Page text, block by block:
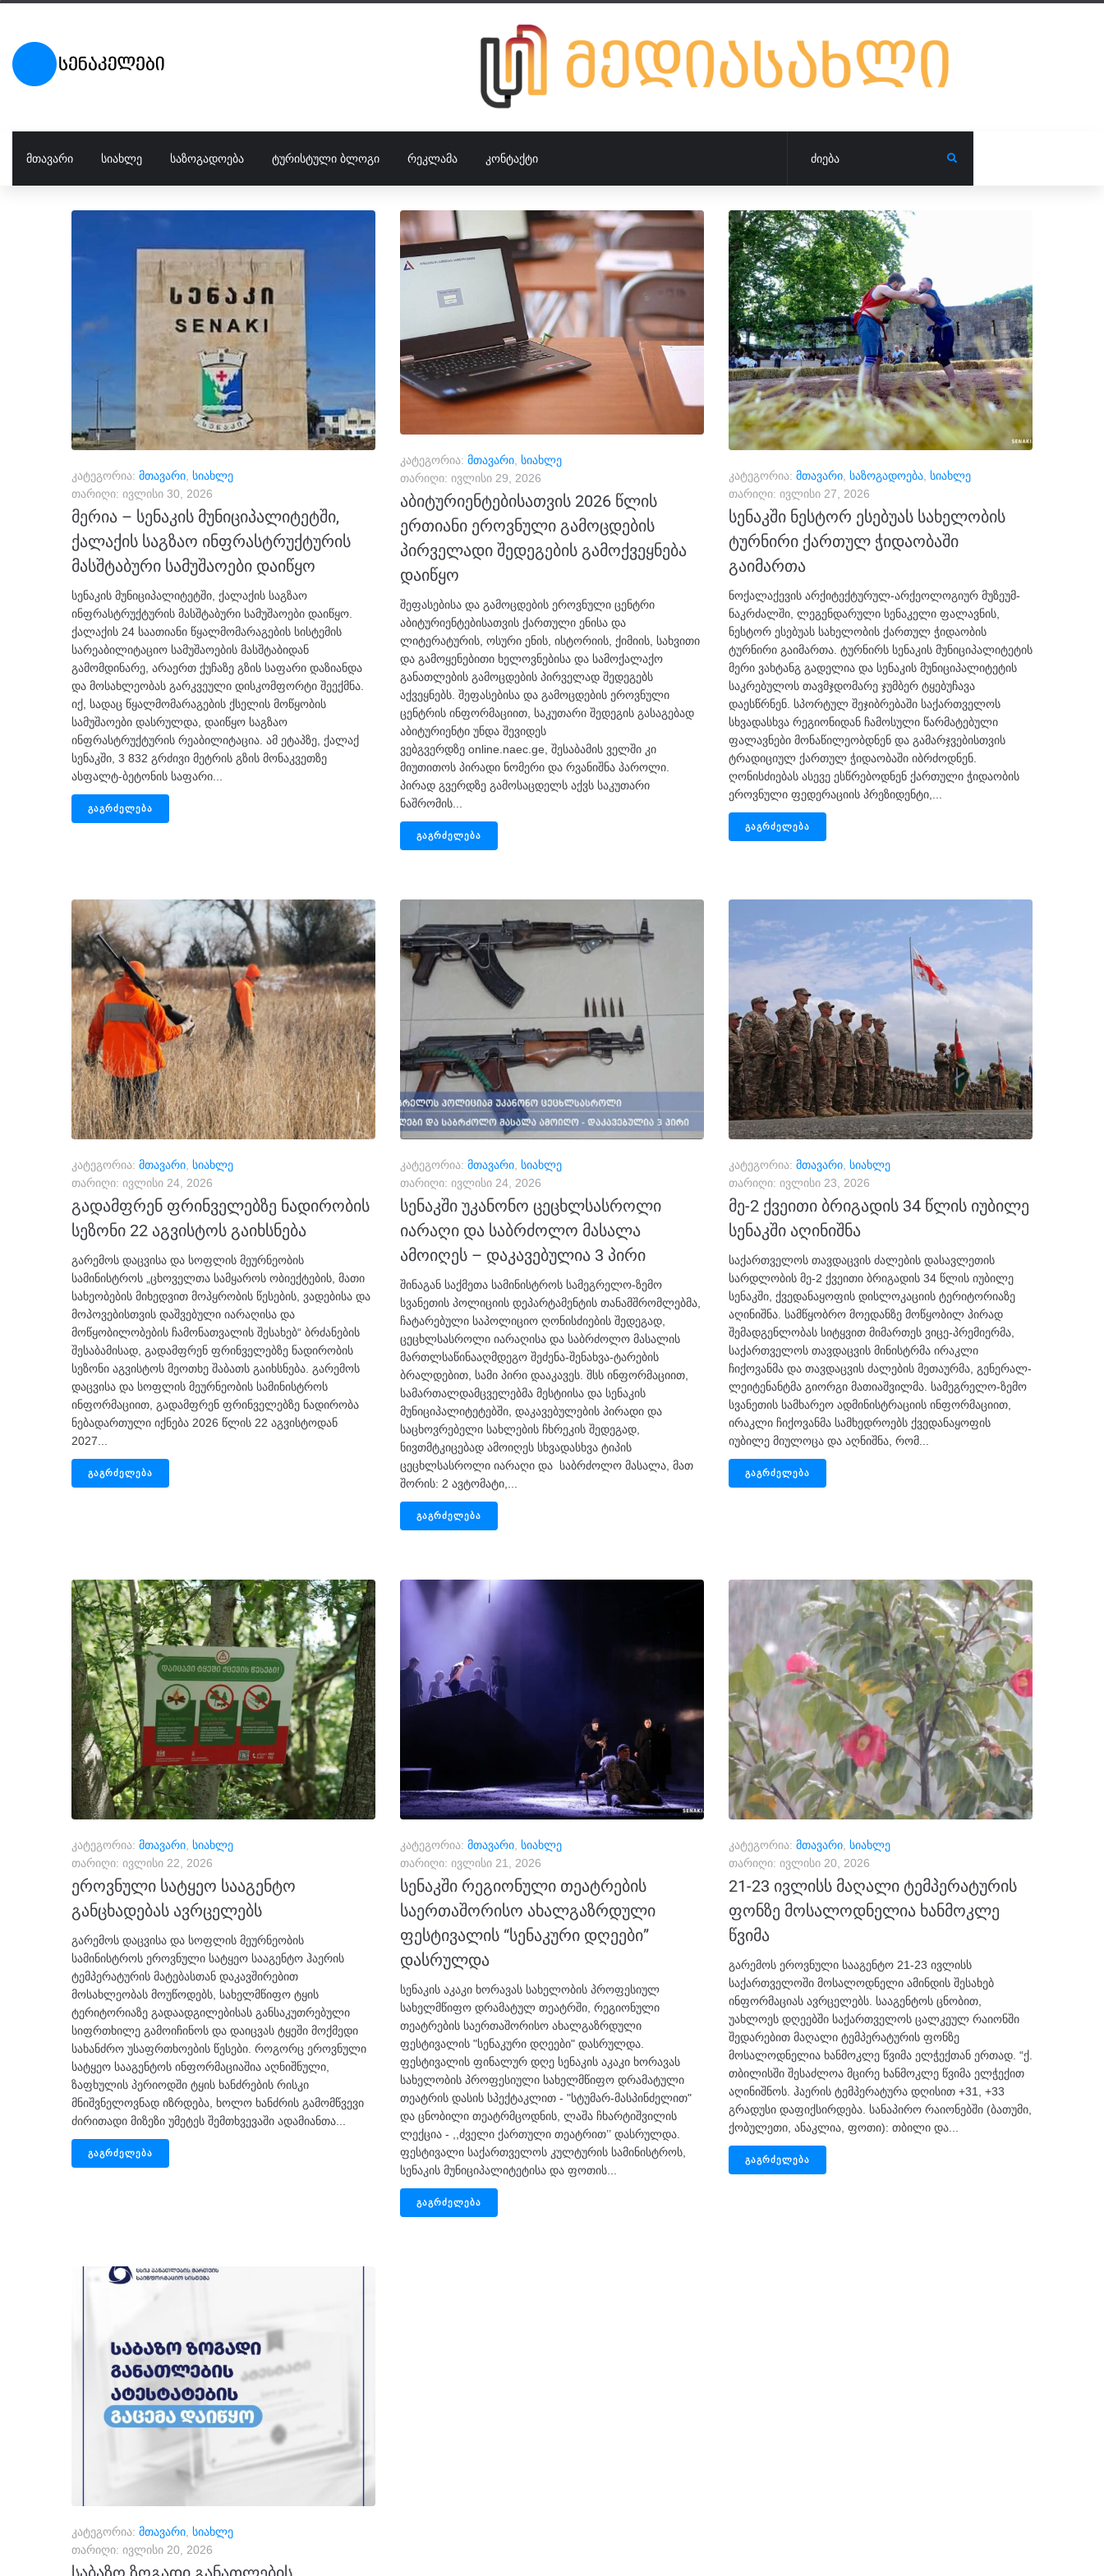
ᲛᲗᲐᲕᲐᲠᲘ ᲡᲘᲐᲮᲚᲔ ᲡᲐᲖᲝᲒᲐᲓᲝᲔᲑᲐ ᲢᲣᲠᲘᲡᲢᲣᲚᲘ ᲑᲚᲝᲒᲘ ᲠᲔᲙᲚᲐᲛᲐ ᲙᲝᲜᲢᲐᲥᲢᲘ
კატეგორია: მთავარი სიახლე
თარიღი: ივლისი 30, 2026
მერია – სენაკის მუნიციპალიტეტში,
ქალაქის საგზაო ინფრასტრუქტურის
მასშტაბური სამუშაოები დაიწყო
სენაკის მუნიციპალიტეტში, ქალაქის საგზაო
ინფრასტრუქტურის მასშტაბური სამუშაოები დაიწყო.
ქალაქის 24 საათიანი წყალმომარაგების სისტემის
სარეაბილიტაციო სამუშაოების მასშტაბიდან
გამომდინარე, არაერთ ქუჩაზე გზის საფარი დაზიანდა
და მოსახლეობას გარკვეული დისკომფორტი შეექმნა.
იქ, სადაც წყალმომარაგების ქსელის მოწყობის
სამუშაოები დასრულდა, დაიწყო საგზაო
ინფრასტრუქტურის რეაბილიტაცია. ამ ეტაპზე, ქალაქ
სენაკში, 3 832 გრძივი მეტრის გზის მონაკვეთზე
ასფალტ-ბეტონის საფარი...
ᲒᲐᲒᲠᲫᲔᲚᲔᲑᲐ
კატეგორია: მთავარი სიახლე
თარიღი: ივლისი 29, 2026
აბიტურიენტებისათვის 2026 წლის
ერთიანი ეროვნული გამოცდების
პირველადი შედეგების გამოქვეყნება
დაიწყო
შეფასებისა და გამოცდების ეროვნული ცენტრი
აბიტურიენტებისათვის ქართული ენისა და
ლიტერატურის, ოსური ენის, ისტორიის, ქიმიის, სახვითი
და გამოყენებითი ხელოვნებისა და სამოქალაქო
განათლების გამოცდების პირველად შედეგებს
აქვეყნებს. შეფასებისა და გამოცდების ეროვნული
ცენტრის ინფორმაციით, საკუთარი შედეგის გასაგებად
აბიტურიენტი უნდა შევიდეს
ვებგვერდზე online.naec.ge, შესაბამის ველში კი
მიუთითოს პირადი ნომერი და რვანიშნა პაროლი.
პირად გვერდზე გამოსაცდელს აქვს საკუთარი
ნაშრომის...
ᲒᲐᲒᲠᲫᲔᲚᲔᲑᲐ
კატეგორია: მთავარი საზოგადოება სიახლე
თარიღი: ივლისი 27, 2026
სენაკში ნესტორ ესებუას სახელობის
ტურნირი ქართულ ჭიდაობაში
გაიმართა
ნოქალაქევის არქიტექტურულ-არქეოლოგიურ მუზეუმ-
ნაკრძალში, ლეგენდარული სენაკელი ფალავნის,
ნესტორ ესებუას სახელობის ქართულ ჭიდაობის
ტურნირი გაიმართა. ტურნირს სენაკის მუნიციპალიტეტის
მერი ვახტანგ გადელია და სენაკის მუნიციპალიტეტის
საკრებულოს თავმჯდომარე ჯუმბერ ტყებუჩავა
დაესწრნენ. სპორტულ შეჯიბრებაში საქართველოს
სხვადასხვა რეგიონიდან ჩამოსული წარმატებული
ფალავნები მონაწილეობდნენ და გამარჯვებისთვის
ტრადიციულ ქართულ ჭიდაობაში იბრძოდნენ.
ღონისძიებას ასევე ესწრებოდნენ ქართული ჭიდაობის
ეროვნული ფედერაციის პრეზიდენტი,...
ᲒᲐᲒᲠᲫᲔᲚᲔᲑᲐ
კატეგორია: მთავარი სიახლე
თარიღი: ივლისი 24, 2026
გადამფრენ ფრინველებზე ნადირობის
სეზონი 22 აგვისტოს გაიხსნება
გარემოს დაცვისა და სოფლის მეურნეობის
სამინისტროს „ცხოველთა სამყაროს ობიექტების, მათი
სახეობების მიხედვით მოპყრობის წესების, ვადებისა და
მოპოვებისთვის დაშვებული იარაღისა და
მოწყობილობების ჩამონათვალის შესახებ“ ბრძანების
შესაბამისად, გადამფრენ ფრინველებზე ნადირობის
სეზონი აგვისტოს მეოთხე შაბათს გაიხსნება. გარემოს
დაცვისა და სოფლის მეურნეობის სამინისტროს
ინფორმაციით, გადამფრენ ფრინველებზე ნადირობა
ნებადართული იქნება 2026 წლის 22 აგვისტოდან
2027...
ᲒᲐᲒᲠᲫᲔᲚᲔᲑᲐ
კატეგორია: მთავარი სიახლე
თარიღი: ივლისი 24, 2026
სენაკში უკანონო ცეცხლსასროლი
იარაღი და საბრძოლო მასალა
ამოიღეს – დაკავებულია 3 პირი
შინაგან საქმეთა სამინისტროს სამეგრელო-ზემო
სვანეთის პოლიციის დეპარტამენტის თანამშრომლებმა,
ჩატარებული საპოლიციო ღონისძიების შედეგად,
ცეცხლსასროლი იარაღისა და საბრძოლო მასალის
მართლსაწინააღმდეგო შეძენა-შენახვა-ტარების
ბრალდებით, სამი პირი დააკავეს. შსს ინფორმაციით,
სამართალდამცველებმა მესტიისა და სენაკის
მუნიციპალიტეტებში, დაკავებულების პირადი და
საცხოვრებელი სახლების ჩხრეკის შედეგად,
ნივთმტკიცებად ამოიღეს სხვადასხვა ტიპის
ცეცხლსასროლი იარაღი და საბრძოლო მასალა, მათ
შორის: 2 ავტომატი,...
ᲒᲐᲒᲠᲫᲔᲚᲔᲑᲐ
კატეგორია: მთავარი სიახლე
თარიღი: ივლისი 23, 2026
მე-2 ქვეითი ბრიგადის 34 წლის იუბილე
სენაკში აღინიშნა
საქართველოს თავდაცვის ძალების დასავლეთის
სარდლობის მე-2 ქვეითი ბრიგადის 34 წლის იუბილე
სენაკში, ქვედანაყოფის დისლოკაციის ტერიტორიაზე
აღინიშნა. სამწყობრო მოედანზე მოწყობილ პირად
შემადგენლობას სიტყვით მიმართეს ვიცე-პრემიერმა,
საქართველოს თავდაცვის მინისტრმა ირაკლი
ჩიქოვანმა და თავდაცვის ძალების მეთაურმა, გენერალ-
ლეიტენანტმა გიორგი მათიაშვილმა. სამეგრელო-ზემო
სვანეთის სამხარეო ადმინისტრაციის ინფორმაციით,
ირაკლი ჩიქოვანმა სამხედროებს ქვედანაყოფის
იუბილე მიულოცა და აღნიშნა, რომ...
ᲒᲐᲒᲠᲫᲔᲚᲔᲑᲐ
კატეგორია: მთავარი სიახლე
თარიღი: ივლისი 22, 2026
ეროვნული სატყეო სააგენტო
განცხადებას ავრცელებს
გარემოს დაცვისა და სოფლის მეურნეობის
სამინისტროს ეროვნული სატყეო სააგენტო ჰაერის
ტემპერატურის მატებასთან დაკავშირებით
მოსახლეობას მოუწოდებს, სახელმწიფო ტყის
ტერიტორიაზე გადაადგილებისას განსაკუთრებული
სიფრთხილე გამოიჩინოს და დაიცვას ტყეში მოქმედი
სახანძრო უსაფრთხოების წესები. როგორც ეროვნული
სატყეო სააგენტოს ინფორმაციაშია აღნიშნული,
ზაფხულის პერიოდში ტყის ხანძრების რისკი
მნიშვნელოვნად იზრდება, ხოლო ხანძრის გამომწვევი
ძირითადი მიზეზი უმეტეს შემთხვევაში ადამიანთა...
ᲒᲐᲒᲠᲫᲔᲚᲔᲑᲐ
კატეგორია: მთავარი სიახლე
თარიღი: ივლისი 21, 2026
სენაკში რეგიონული თეატრების
საერთაშორისო ახალგაზრდული
ფესტივალის “სენაკური დღეები”
დასრულდა
სენაკის აკაკი ხორავას სახელობის პროფესიულ
სახელმწიფო დრამატულ თეატრში, რეგიონული
თეატრების საერთაშორისო ახალგაზრდული
ფესტივალის "სენაკური დღეები" დასრულდა.
ფესტივალის ფინალურ დღე სენაკის აკაკი ხორავას
სახელობის პროფესიული სახელმწიფო დრამატული
თეატრის დასის სპექტაკლით - "სტუმარ-მასპინძელით"
და ცნობილი თეატრმცოდნის, ლაშა ჩხარტიშვილის
ლექცია - ,,ძველი ქართული თეატრით’’ დასრულდა.
ფესტივალი საქართველოს კულტურის სამინისტროს,
სენაკის მუნიციპალიტეტისა და ფოთის...
ᲒᲐᲒᲠᲫᲔᲚᲔᲑᲐ
კატეგორია: მთავარი სიახლე
თარიღი: ივლისი 20, 2026
21-23 ივლისს მაღალი ტემპერატურის
ფონზე მოსალოდნელია ხანმოკლე
წვიმა
გარემოს ეროვნული სააგენტო 21-23 ივლისს
საქართველოში მოსალოდნელი ამინდის შესახებ
ინფორმაციას ავრცელებს. სააგენტოს ცნობით,
უახლოეს დღეებში საქართველოს ცალკეულ რაიონში
შედარებით მაღალი ტემპერატურის ფონზე
მოსალოდნელია ხანმოკლე წვიმა ელჭექთან ერთად. “ქ.
თბილისში შესაძლოა მცირე ხანმოკლე წვიმა ელჭექით
აღინიშნოს. ჰაერის ტემპერატურა დღისით +31, +33
გრადუსი დაფიქსირდება. სანაპირო რაიონებში (ბათუმი,
ქობულეთი, ანაკლია, ფოთი): თბილი და...
ᲒᲐᲒᲠᲫᲔᲚᲔᲑᲐ
კატეგორია: მთავარი სიახლე
თარიღი: ივლისი 20, 2026